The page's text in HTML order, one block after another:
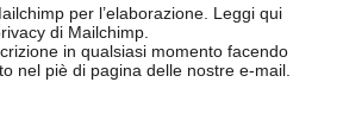
per l’elaborazione. Leggi qui
di Mailchimp.
in qualsiasi momento facendo
nel piè di pagina delle nostre e-mail.